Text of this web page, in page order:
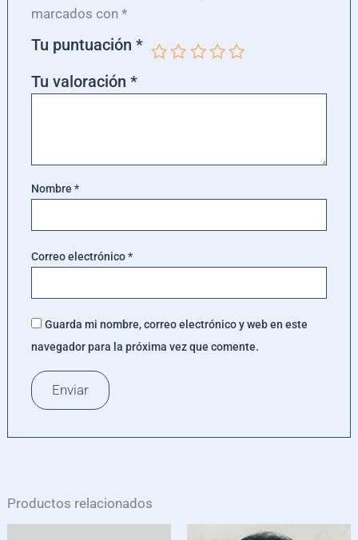
marcados con *
Tu puntuación *
Tu valoración *
Nombre *
Correo electrónico*
Guarda mi nombre, correo electrónico y web en este
navegador para la próxima vez que comente.
Productos relacionados